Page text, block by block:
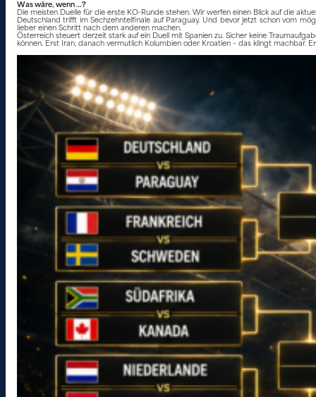
Was wäre, wenn …?
Die meisten Duelle für die erste KO-Runde stehen. Wir werfen einen Blick auf die
Deutschland trifft im Sechzehntelfinale auf Paraguay. Und bevor jetzt schon vom
lieber einen Schritt nach dem anderen machen.
Österreich steuert derzeit stark auf ein Duell mit Spanien zu. Sicher keine
können. Erst Iran, danach vermutlich Kolumbien oder Kroatien – das klingt